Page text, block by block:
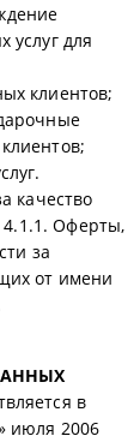
услуг для
клиентов;
качество
4.1.1. Оферты,
за
от имени
в
июля 2006